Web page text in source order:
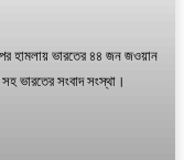
হামলায় ভারতের ৪৪ জন জওয়ান
ভারতের সংবাদ সংস্থা।